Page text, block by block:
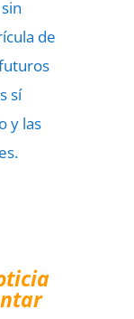
de
sí
y las